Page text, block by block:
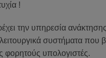
!
την υπηρεσία
συστήματα που
φορητούς υπολογιστές.